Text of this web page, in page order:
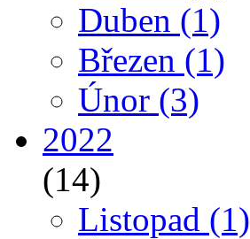
Duben (1)
Březen (1)
Únor (3)
2022
(14)
Listopad (1)